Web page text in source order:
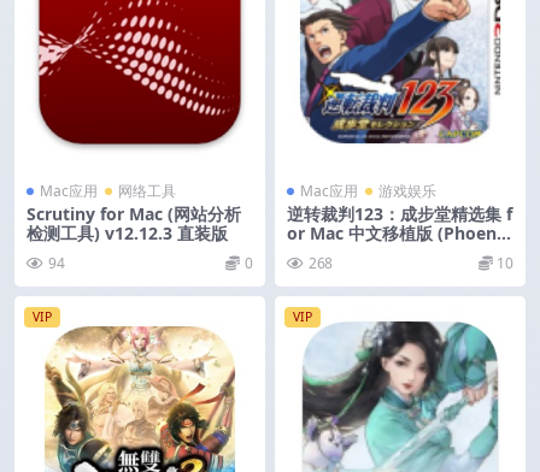
Mac应用 网络工具
Scrutiny for Mac (网站分析
检测工具) v12.12.3 直装版
94 0
Mac应用 游戏娱乐
逆转裁判123：成步堂精选集 f
or Mac 中文移植版 (Phoenix
Wright- Ace Attorney Trilo
gy)268 10
VIP VIP